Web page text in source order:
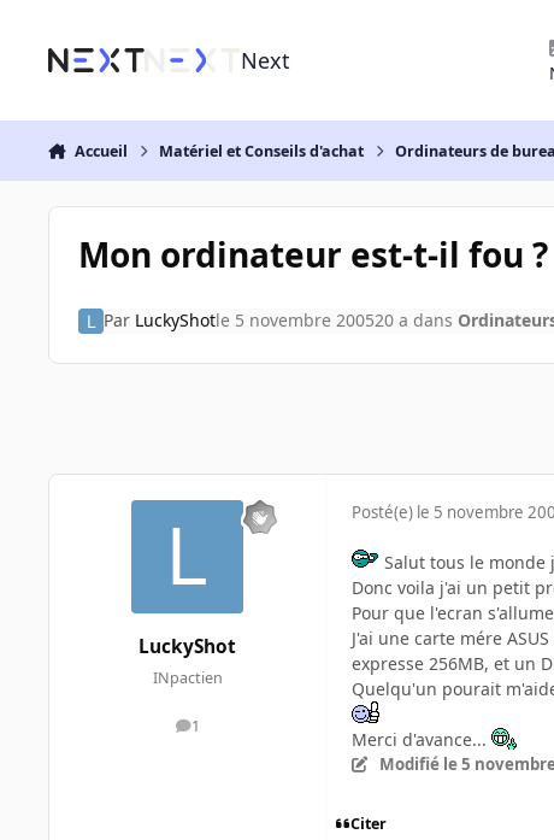
Next
Accueil Matériel et Conseils d'achat Ordinateurs de
Mon ordinateur est-t-il fou ?
Par LuckyShotle 5 novembre 200520 a dans
LuckyShot
INpactien
1
messages
Posté(e) le 5 novembre
Salut tous le
Donc voila j'ai un petit
Pour que l'ecran
J'ai une carte mére
expresse 256MB, et un
Quelqu'un pourait
Merci d'avance...
Modifié le 5
Citer